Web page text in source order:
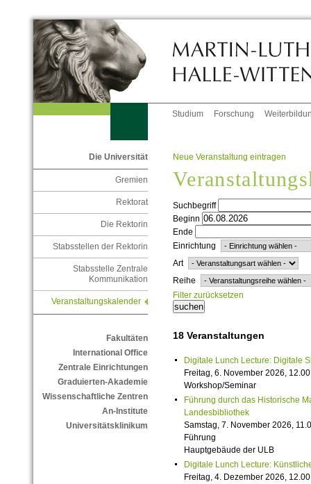
Studium Forschung
Die Universität
Gremien
Rektorat
Die Rektorin
Stabsstellen der Rektorin
Stabsstelle Zentrale
Kommunikation
Veranstaltungskalender
Fakultäten
International Office
Zentrale Einrichtungen
Graduierten-Akademie
Wissenschaftliche Zentren
An-Institute
Universitätsklinikum
Neue Veranstaltung eintragen
Suchbegriff
Beginn
Ende
Einrichtung
Art
Reihe
Filter zurücksetzen
18 Veranstaltungen
Digitale Lunch Lecture: Digitale
Freitag, 6. November 2026,
Workshop/Seminar
Führung durch das Historische
Landesbibliothek
Samstag, 7. November 2026,
Führung
Hauptgebäude der ULB
Digitale Lunch Lecture:
Freitag, 4. Dezember 2026,